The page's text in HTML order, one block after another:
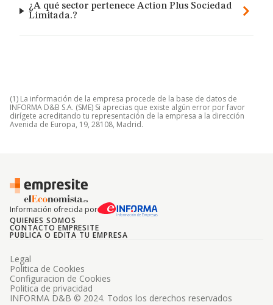
¿A qué sector pertenece Action Plus Sociedad
Limitada.?
(1) La información de la empresa procede de la base de datos de
INFORMA D&B S.A. (SME) Si aprecias que existe algún error por favor
dirígete acreditando tu representación de la empresa a la dirección
Avenida de Europa, 19, 28108, Madrid.
Información ofrecida por
QUIENES SOMOS
CONTACTO EMPRESITE
PUBLICA O EDITA TU EMPRESA
INFORMA D&B © 2024. Todos los derechos reservados
Legal
Politica de Cookies
Configuracion de Cookies
Politica de privacidad